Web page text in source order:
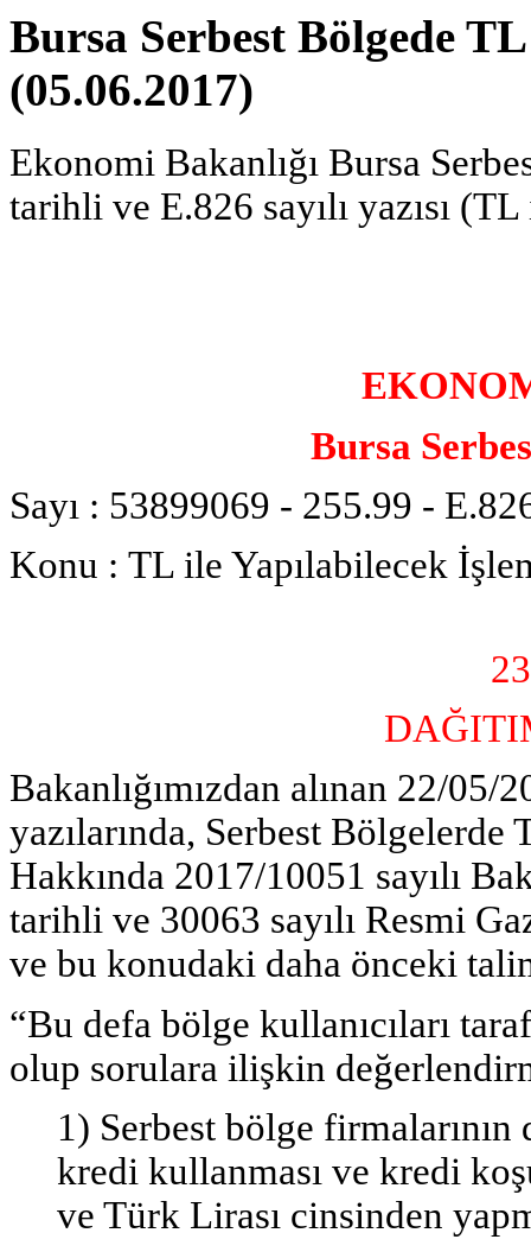
Bursa Serbest Bölgede
(05.06.2017)
Ekonomi Bakanlığı Bursa
tarihli ve E.826 sayılı yazısı
Bursa
Sayı : 53899069 - 255.99 -
Konu : TL ile Yapılabilecek
Bakanlığımızdan alınan 22/05/
yazılarında, Serbest
Hakkında 2017/10051 sayılı
tarihli ve 30063 sayılı Resmi
ve bu konudaki daha önceki
“Bu defa bölge kullanıcıları
olup sorulara ilişkin
1) Serbest bölge
kredi kullanması ve kredi
ve Türk Lirası cinsinden